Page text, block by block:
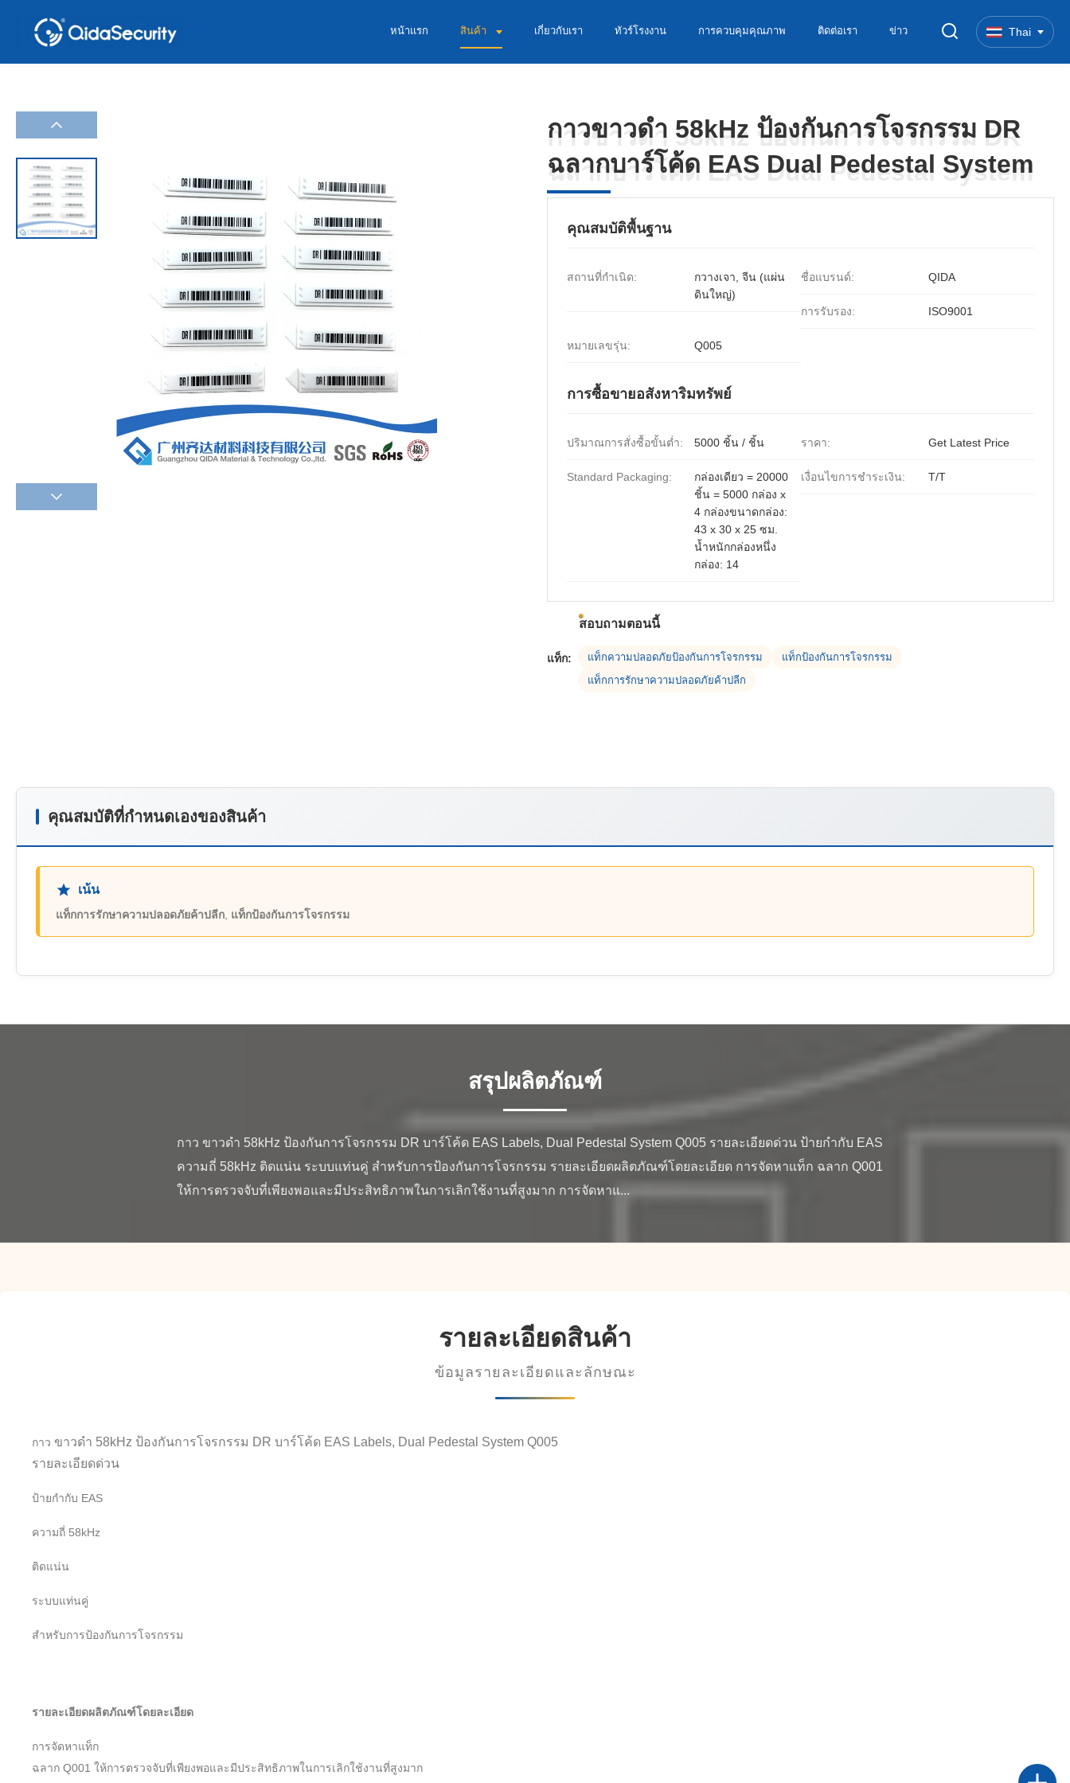
หน้าแรก สินค้า เกี่ยวกับเรา ทัวร์โรงงาน การควบคุมคุณภาพ ติดต่อเรา ข่าว Thai
กาวขาวดำ 58kHz ป้องกันการโจรกรรม DR
ฉลากบาร์โค้ด EAS Dual Pedestal System
กาวขาวดำ 58kHz ป้องกันการโจรกรรม DR
ฉลากบาร์โค้ด EAS Dual Pedestal System
คุณสมบัติพื้นฐาน
สถานที่กำเนิด:
กวางเจา, จีน (แผ่น
ดินใหญ่)
ชื่อแบรนด์: QIDA
การรับรอง: ISO9001
หมายเลขรุ่น: Q005
การซื้อขายอสังหาริมทรัพย์
ปริมาณการสั่งซื้อขั้นต่ำ: 5000 ชิ้น / ชิ้น ราคา: Get Latest Price
Standard Packaging:
กล่องเดียว = 20000
ชิ้น = 5000 กล่อง x
4 กล่องขนาดกล่อง:
43 x 30 x 25 ซม.
น้ำหนักกล่องหนึ่ง
กล่อง: 14
เงื่อนไขการชำระเงิน: T/T
สอบถามตอนนี้
แท็ก: แท็กความปลอดภัยป้องกันการโจรกรรม
แท็กป้องกันการโจรกรรม
แท็กการรักษาความปลอดภัยค้าปลีก
คุณสมบัติที่กําหนดเองของสินค้า
เน้น
แท็กการรักษาความปลอดภัยค้าปลีก แท็กป้องกันการโจรกรรม
สรุปผลิตภัณฑ์
กาว ขาวดำ 58kHz ป้องกันการโจรกรรม DR บาร์โค้ด EAS Labels, Dual Pedestal System Q005 รายละเอียดด่วน ป้ายกำกับ EAS
ความถี่ 58kHz ติดแน่น ระบบแท่นคู่ สำหรับการป้องกันการโจรกรรม รายละเอียดผลิตภัณฑ์โดยละเอียด การจัดหาแท็ก ฉลาก Q001
ให้การตรวจจับที่เพียงพอและมีประสิทธิภาพในการเลิกใช้งานที่สูงมาก การจัดหาแ...
รายละเอียดสินค้า
ข้อมูลรายละเอียดและลักษณะ
กาว ขาวดำ 58kHz ป้องกันการโจรกรรม DR บาร์โค้ด EAS Labels, Dual Pedestal System Q005
รายละเอียดด่วน
ป้ายกำกับ EAS
ความถี่ 58kHz
ติดแน่น
ระบบแท่นคู่
สำหรับการป้องกันการโจรกรรม
รายละเอียดผลิตภัณฑ์โดยละเอียด
การจัดหาแท็ก
ฉลาก Q001 ให้การตรวจจับที่เพียงพอและมีประสิทธิภาพในการเลิกใช้งานที่สูงมาก